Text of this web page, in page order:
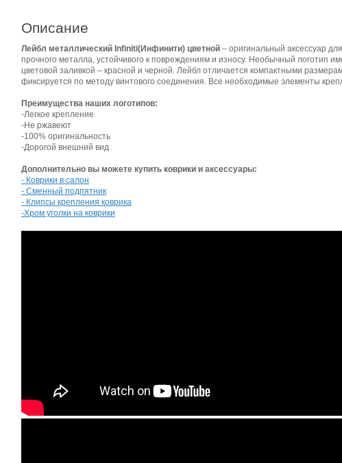
Описание
Лейбл металлический Infiniti(Инфинити) цветной – оригинальный аксессуар
прочного металла, устойчивого к повреждениям и износу. Необычный логотип
цветовой заливкой – красной и черной. Лейбл отличается компактными
фиксируется по методу винтового соединения. Все необходимые элементы
Преимущества наших логотипов:
-Легкое крепление
-Не ржавеют
-100% оригинальность
-Дорогой внешний вид
Дополнительно вы можете купить коврики и аксессуары:
- Коврики в салон
- Сменный подпятник
- Клипсы крепления коврика
-Хром уголки на коврики